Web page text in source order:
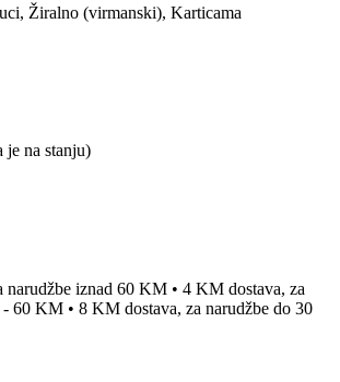
Žiralno (virmanski), Karticama
je na stanju)
narudžbe iznad 60 KM • 4 KM dostava, za
60 KM • 8 KM dostava, za narudžbe do 30